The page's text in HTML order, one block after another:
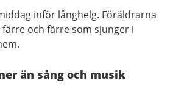
inför långhelg. Föräldrarna
och färre som sjunger i
än sång och musik